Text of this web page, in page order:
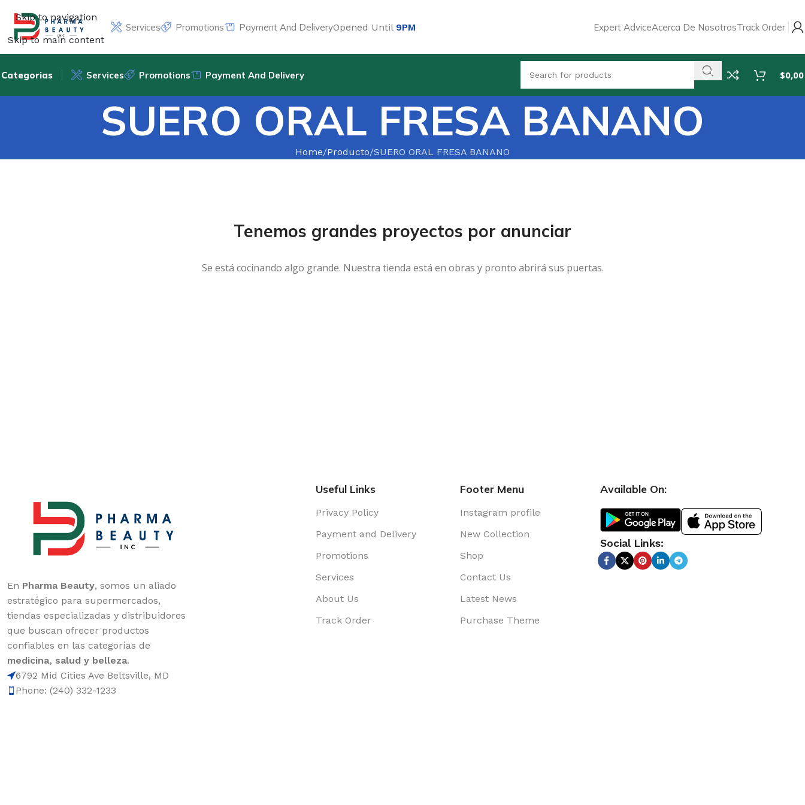
Skip to navigation
Skip to main content
Services Promotions Payment And DeliveryOpened Until 9PM Expert AdviceAcerca De NosotrosTrack Order
Categorias Services Promotions Payment And Delivery $0,00
SUERO ORAL FRESA BANANO
Home Producto SUERO ORAL FRESA BANANO
Tenemos grandes proyectos por anunciar
Se está cocinando algo grande. Nuestra tienda está en obras y pronto abrirá sus puertas.
En Pharma Beauty, somos un aliado
estratégico para supermercados,
tiendas especializadas y distribuidores
que buscan ofrecer productos
confiables en las categorías de
medicina, salud y belleza.
6792 Mid Cities Ave Beltsville, MD
Phone: (240) 332-1233
Useful Links
Privacy Policy
Payment and Delivery
Promotions
Services
About Us
Track Order
Footer Menu
Instagram profile
New Collection
Shop
Contact Us
Latest News
Purchase Theme
Available On:
Social Links: